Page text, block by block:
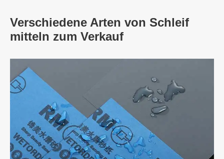
Verschiedene Arten von Schleif
mitteln zum Verkauf